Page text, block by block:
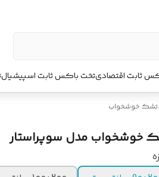
ثابت اقتصادیتخت باکس ثابت اسپیشیال
تشک خوشخواب
خوشخواب مدل سوپراستار